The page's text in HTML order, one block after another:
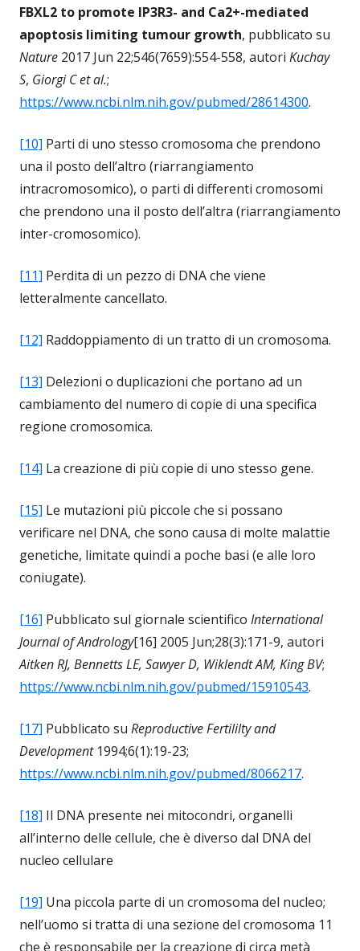
FBXL2 to promote IP3R3- and Ca2+-mediated
apoptosis limiting tumour growth, pubblicato su
Nature 2017 Jun 22;546(7659):554-558, autori Kuchay
S, Giorgi Cet al.;
https://www.ncbi.nlm.nih.gov/pubmed/28614300.
[10] Parti di uno stesso cromosoma che prendono
una il posto dell’altro (riarrangiamento
intracromosomico), o parti di differenti cromosomi
che prendono una il posto dell’altra (riarrangiamento
inter-cromosomico).
[11] Perdita di un pezzo di DNA che viene
letteralmente cancellato.
[12] Raddoppiamento di un tratto di un cromosoma.
[13] Delezioni o duplicazioni che portano ad un
cambiamento del numero di copie di una specifica
regione cromosomica.
[14] La creazione di più copie di uno stesso gene.
[15] Le mutazioni più piccole che si possano
verificare nel DNA, che sono causa di molte malattie
genetiche, limitate quindi a poche basi (e alle loro
coniugate).
[16] Pubblicato sul giornale scientifico International
Journal of Andrology[16] 2005 Jun;28(3):171-9, autori
Aitken RJ, Bennetts LE, Sawyer D, Wiklendt AM, King BV;
https://www.ncbi.nlm.nih.gov/pubmed/15910543.
[17] Pubblicato su Reproductive Fertililty and
Development1994;6(1):19-23;
https://www.ncbi.nlm.nih.gov/pubmed/8066217.
[18] Il DNA presente nei mitocondri, organelli
all’interno delle cellule, che è diverso dal DNA del
nucleo cellulare
[19] Una piccola parte di un cromosoma del nucleo;
nell’uomo si tratta di una sezione del cromosoma 11
che è responsabile per la creazione di circa metà